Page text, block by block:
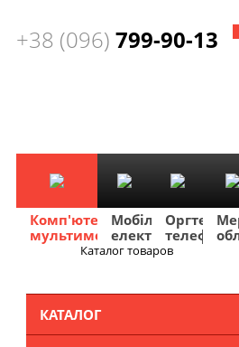
+38 (096) 799-90-13
Комп'ютери
мультимедіа
Мобільна
електронікателефонія
Каталог товаров
КАТАЛОГ